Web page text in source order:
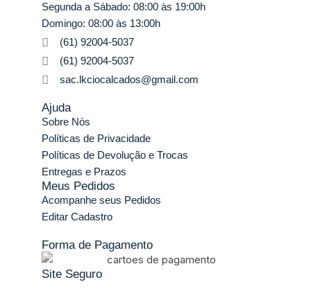
Segunda a Sábado: 08:00 às 19:00h
Domingo: 08:00 às 13:00h
(61) 92004-5037
(61) 92004-5037
sac.lkciocalcados@gmail.com
Ajuda
Sobre Nós
Políticas de Privacidade
Políticas de Devolução e Trocas
Entregas e Prazos
Meus Pedidos
Acompanhe seus Pedidos
Editar Cadastro
Forma de Pagamento
Site Seguro